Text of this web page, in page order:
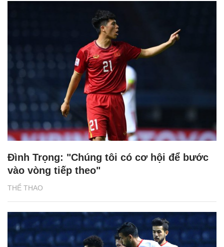
THỂ THAO
Đình Trọng: "Chúng tôi có cơ hội để bước
vào vòng tiếp theo"